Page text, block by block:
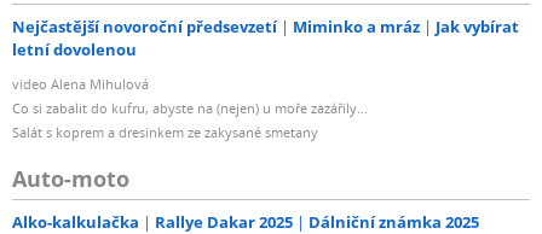
Nejčastější novoroční předsevzetí Miminko a mráz
Jak vybírat
letní dovolenou
video Alena Mihulová
Co si zabalit do kufru, abyste na (nejen) u moře zazářily...
Salát s koprem a dresinkem ze zakysané smetany
Auto-moto
Alko-kalkulačka Rallye Dakar 2025 Dálniční známka 2025